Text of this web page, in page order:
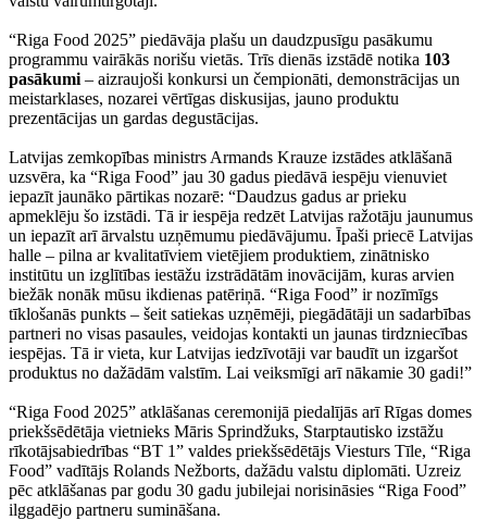
“Riga Food 2025” piedāvāja plašu un daudzpusīgu pasākumu
programmu vairākās norišu vietās. Trīs dienās izstādē notika 103
pasākumi – aizraujoši konkursi un čempionāti, demonstrācijas un
meistarklases, nozarei vērtīgas diskusijas, jauno produktu
prezentācijas un gardas degustācijas.
Latvijas zemkopības ministrs Armands Krauze izstādes atklāšanā
uzsvēra, ka “Riga Food” jau 30 gadus piedāvā iespēju vienuviet
iepazīt jaunāko pārtikas nozarē: “Daudzus gadus ar prieku
apmeklēju šo izstādi. Tā ir iespēja redzēt Latvijas ražotāju jaunumus
un iepazīt arī ārvalstu uzņēmumu piedāvājumu. Īpaši priecē Latvijas
halle – pilna ar kvalitatīviem vietējiem produktiem, zinātnisko
institūtu un izglītības iestāžu izstrādātām inovācijām, kuras arvien
biežāk nonāk mūsu ikdienas patēriņā. “Riga Food” ir nozīmīgs
tīklošanās punkts – šeit satiekas uzņēmēji, piegādātāji un sadarbības
partneri no visas pasaules, veidojas kontakti un jaunas tirdzniecības
iespējas. Tā ir vieta, kur Latvijas iedzīvotāji var baudīt un izgaršot
produktus no dažādām valstīm. Lai veiksmīgi arī nākamie 30 gadi!”
“Riga Food 2025” atklāšanas ceremonijā piedalījās arī Rīgas domes
priekšsēdētāja vietnieks Māris Sprindžuks, Starptautisko izstāžu
rīkotājsabiedrības “BT 1” valdes priekšsēdētājs Viesturs Tīle, “Riga
Food” vadītājs Rolands Nežborts, dažādu valstu diplomāti. Uzreiz
pēc atklāšanas par godu 30 gadu jubilejai norisināsies “Riga Food”
ilggadējo partneru sumināšana.